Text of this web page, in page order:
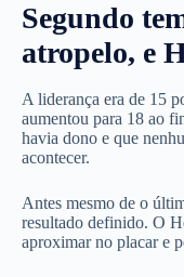
Segundo
atropelo, e
A liderança era de 15
aumentou para 18 ao
havia dono e que
acontecer.
Antes mesmo de o
resultado definido. O
aproximar no placar e